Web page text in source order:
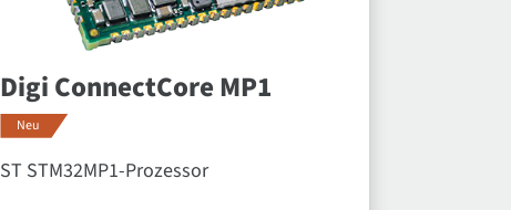
Digi ConnectCore MP1
Neu
ST STM32MP1-Prozessor